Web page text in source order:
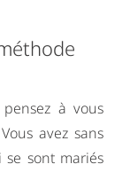
à vous
avez sans
sont mariés